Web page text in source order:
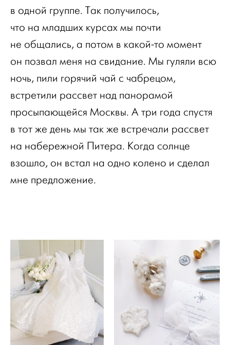
в одной группе. Так получилось,
что на младших курсах мы почти
не общались, а потом в какой-то момент
он позвал меня на свидание. Мы гуляли всю
ночь, пили горячий чай с чабрецом,
встретили рассвет над панорамой
просыпающейся Москвы. А три года спустя
в тот же день мы так же встречали рассвет
на набережной Питера. Когда солнце
взошло, он встал на одно колено и сделал
мне предложение.